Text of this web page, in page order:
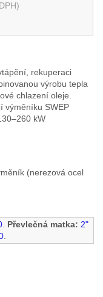
rekuperaci
výrobu tepla
chlazení oleje.
výměníku SWEP
kW
(nerezová ocel
. Převlečná matka: 2"
.